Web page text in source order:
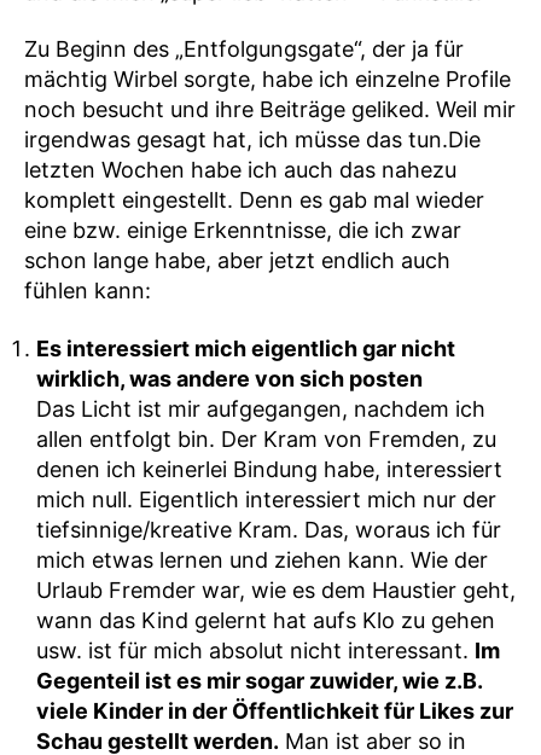
Zu Beginn des „Entfolgungsgate“, der ja für
mächtig Wirbel sorgte, habe ich einzelne Profile
noch besucht und ihre Beiträge geliked. Weil mir
irgendwas gesagt hat, ich müsse das tun.Die
letzten Wochen habe ich auch das nahezu
komplett eingestellt. Denn es gab mal wieder
eine bzw. einige Erkenntnisse, die ich zwar
schon lange habe, aber jetzt endlich auch
fühlen kann:
Es interessiert mich eigentlich gar nicht
wirklich, was andere von sich posten
Das Licht ist mir aufgegangen, nachdem ich
allen entfolgt bin. Der Kram von Fremden, zu
denen ich keinerlei Bindung habe, interessiert
mich null. Eigentlich interessiert mich nur der
tiefsinnige/kreative Kram. Das, woraus ich für
mich etwas lernen und ziehen kann. Wie der
Urlaub Fremder war, wie es dem Haustier geht,
wann das Kind gelernt hat aufs Klo zu gehen
usw. ist für mich absolut nicht interessant. Im
Gegenteil ist es mir sogar zuwider, wie z.B.
viele Kinder in der Öffentlichkeit für Likes zur
Schau gestellt werden. Man ist aber so in